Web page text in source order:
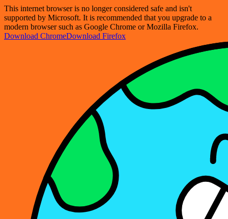
This internet browser is no longer considered safe and isn't
supported by Microsoft. It is recommended that you upgrade to a
modern browser such as Google Chrome or Mozilla Firefox.
Download ChromeDownload Firefox